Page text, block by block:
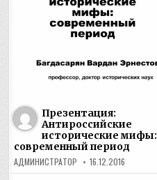
Презентация:
Антироссийские
исторические мифы:
современный период
АДМИНИСТРАТОР 16.12.2016